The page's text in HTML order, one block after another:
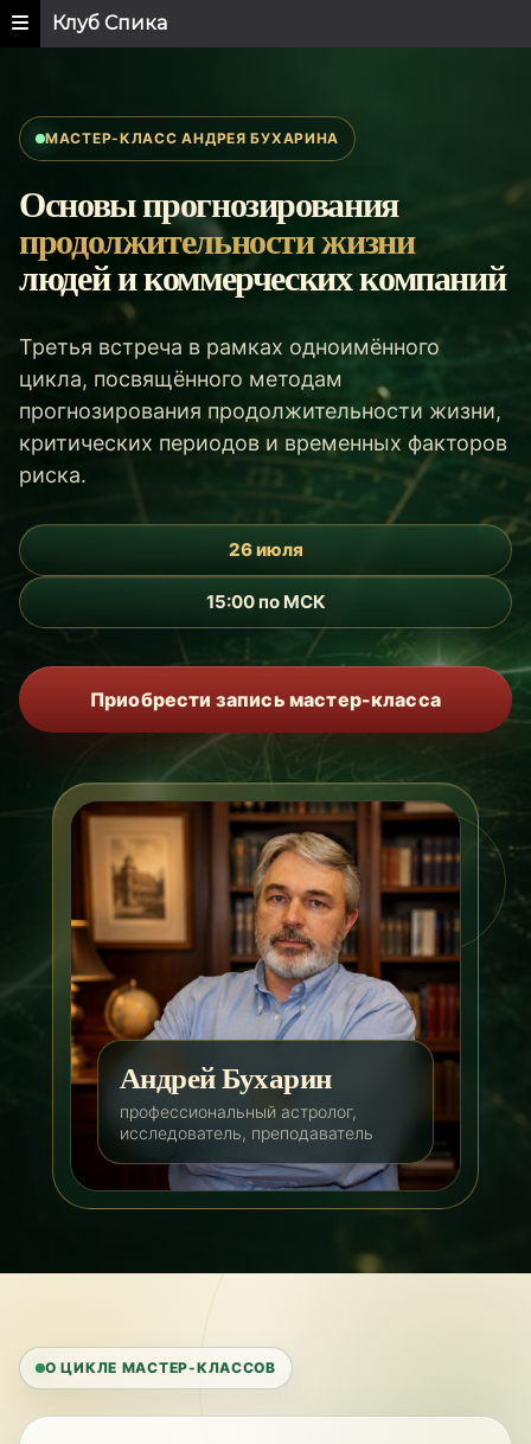
Клуб Спика
МАСТЕР-КЛАСС АНДРЕЯ БУХАРИНА
Основы прогнозирования
продолжительности жизни
людей и коммерческих компаний
Третья встреча в рамках одноимённого
цикла, посвящённого методам
прогнозирования продолжительности жизни,
критических периодов и временных факторов
риска.
26 июля
15:00 по МСК
Приобрести запись мастер-класса
Андрей Бухарин
профессиональный астролог,
исследователь, преподаватель
О ЦИКЛЕ МАСТЕР-КЛАССОВ